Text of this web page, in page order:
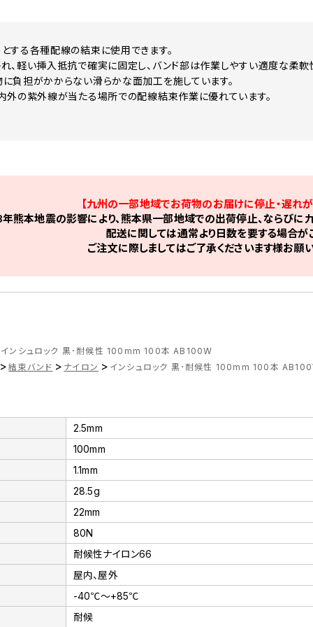
する各種配線の結束に使用できます。
、軽い挿入抵抗で確実に固定し、バンド部は作業しやすい適度な柔軟
負担がかからない滑らかな面加工を施しています。
外の紫外線が当たる場所での配線結束作業に優れています。
【九州の一部地域でお荷物のお届けに停止・遅れが
熊本地震の影響により、熊本県一部地域での出荷停止、ならびに
配送に関しては通常より日数を要する場合が
ご注文に際しましてはご了承くださいます様お願
インシュロック 黒･耐候性 100mm 100本 AB100W
結束バンド > ナイロン > インシュロック 黒･耐候性 100mm 100本
2.5mm
100mm
1.1mm
28.5g
22mm
80N
耐候性ナイロン66
屋内、屋外
-40℃～+85℃
耐候